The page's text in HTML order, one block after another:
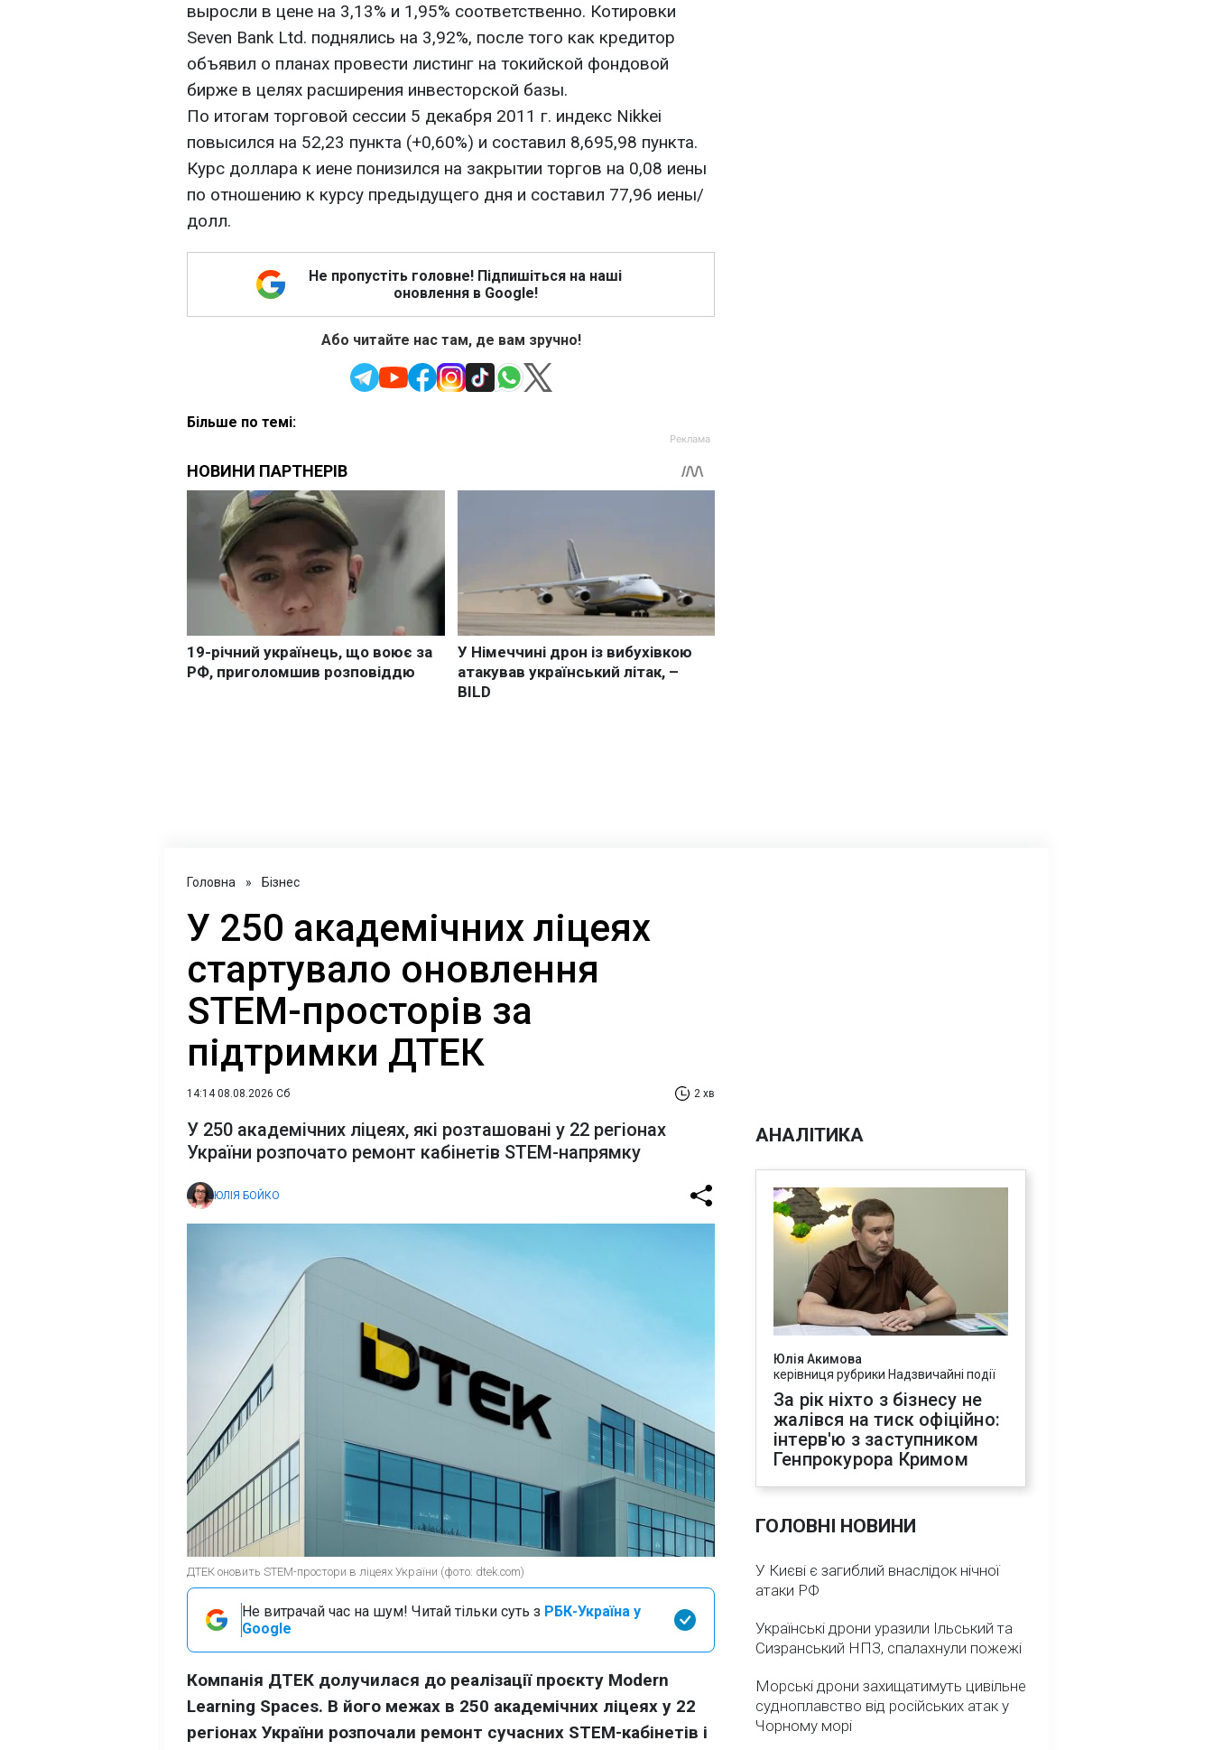
выросли в цене на 3,13% и 1,95% соответственно. Котировки
Seven Bank Ltd. поднялись на 3,92%, после того как кредитор
объявил о планах провести листинг на токийской фондовой
бирже в целях расширения инвесторской базы.
По итогам торговой сессии 5 декабря 2011 г. индекс Nikkei
повысился на 52,23 пункта (+0,60%) и составил 8,695,98 пункта.
Курс доллара к иене понизился на закрытии торгов на 0,08 иены
по отношению к курсу предыдущего дня и составил 77,96 иены/
долл.
Не пропустіть головне! Підпишіться на наші
оновлення в Google!
Або читайте нас там, де вам зручно!
Більше по темі:
Головна » Бізнес
У 250 академічних ліцеях
стартувало оновлення
STEM-просторів за
підтримки ДТЕК​‌
14:14 08.08.2026 Сб 2 хв
У 250 академічних ліцеях, які розташовані у 22 регіонах
України розпочато ремонт кабінетів STEM-напрямку
ЮЛІЯ БОЙКО
ДТЕК оновить STEM-простори в ліцеях України (фото: dtek.com)
Не витрачай час на шум! Читай тільки суть з РБК-Україна у
Google
Компанія ДТЕК долучилася до реалізації проєкту Modern
Learning Spaces. В його межах в 250 академічних ліцеях у 22
регіонах України розпочали ремонт сучасних STEM-кабінетів і
АНАЛІТИКА
Юлія Акимова
керівниця рубрики Надзвичайні події
За рік ніхто з бізнесу не
жалівся на тиск офіційно:
інтерв'ю з заступником
Генпрокурора Кримом
ГОЛОВНІ НОВИНИ
У Києві є загиблий внаслідок нічної
атаки РФ
Українські дрони уразили Ільський та
Сизранський НПЗ, спалахнули пожежі
Морські дрони захищатимуть цивільне
судноплавство від російських атак у
Чорному морі